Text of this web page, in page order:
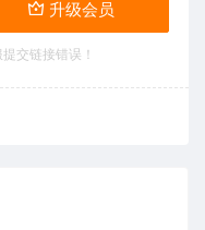
升级会员
交链接错误！